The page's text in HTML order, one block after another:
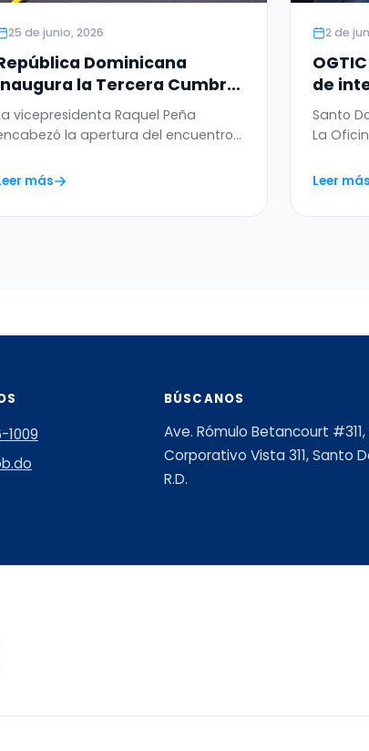
25 de junio, 2026
Dominicana
la Tercera Cumbre
sobre la Ética de
Inteligencia Artificial en
vicepresidenta Raquel Peña
la apertura del encuentro
más
2 de
de
Santo
La
Leer más
1009
BÚSCANOS
Ave. Rómulo Betancourt #311,
Corporativo Vista 311, Santo
R.D.